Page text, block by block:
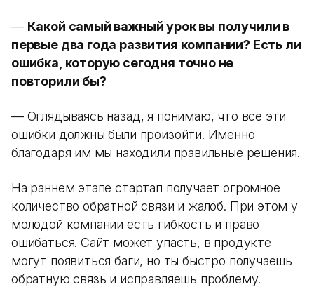
— Какой самый важный урок вы получили в
первые два года развития компании? Есть ли
ошибка, которую сегодня точно не
повторили бы?
— Оглядываясь назад, я понимаю, что все эти
ошибки должны были произойти. Именно
благодаря им мы находили правильные решения.
На раннем этапе стартап получает огромное
количество обратной связи и жалоб. При этом у
молодой компании есть гибкость и право
ошибаться. Сайт может упасть, в продукте
могут появиться баги, но ты быстро получаешь
обратную связь и исправляешь проблему.